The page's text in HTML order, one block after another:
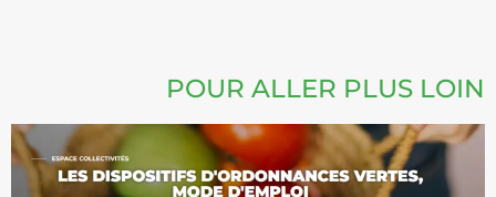
POUR ALLER PLUS LOIN